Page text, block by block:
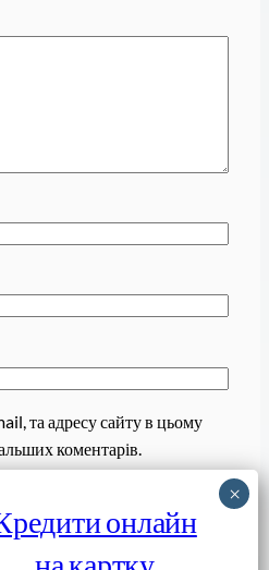
та адресу сайту в цьому
коментарів.
онлайн